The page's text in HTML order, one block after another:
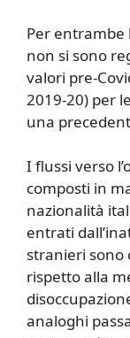
Per
non si sono
valori pre-
2019-20) per
una
I flussi verso
composti in
nazionalità
entrati
stranieri sono
rispetto alla
analoghi